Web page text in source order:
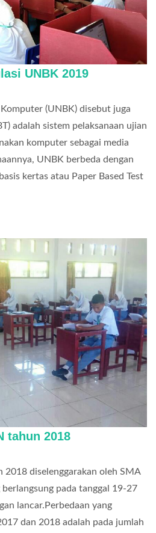
UNBK 2019
(UNBK) disebut juga
adalah sistem pelaksanaan ujian
komputer sebagai media
UNBK berbeda dengan
kertas atau Paper Based Test
tahun 2018
2018 diselenggarakan oleh SMA
pada tanggal 19-27
lancar.Perbedaan yang
dan 2018 adalah pada jumlah